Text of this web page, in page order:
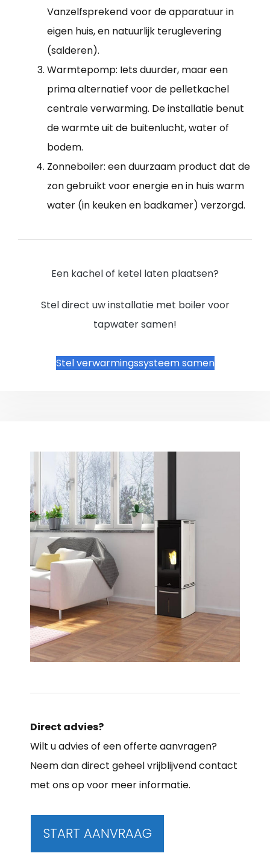
Vanzelfsprekend voor de apparatuur in
eigen huis, en natuurlijk teruglevering
(salderen).
Warmtepomp: Iets duurder, maar een
prima alternatief voor de pelletkachel
centrale verwarming. De installatie benut
de warmte uit de buitenlucht, water of
bodem.
Zonneboiler: een duurzaam product dat de
zon gebruikt voor energie en in huis warm
water (in keuken en badkamer) verzorgd.
Een kachel of ketel laten plaatsen?
Stel direct uw installatie met boiler voor
tapwater samen!
Stel verwarmingssysteem samen
Direct advies?
Wilt u advies of een offerte aanvragen?
Neem dan direct geheel vrijblijvend contact
met ons op voor meer informatie.
START AANVRAAG